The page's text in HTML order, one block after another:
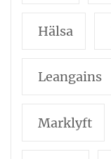
Hälsa
Leangains
Marklyft